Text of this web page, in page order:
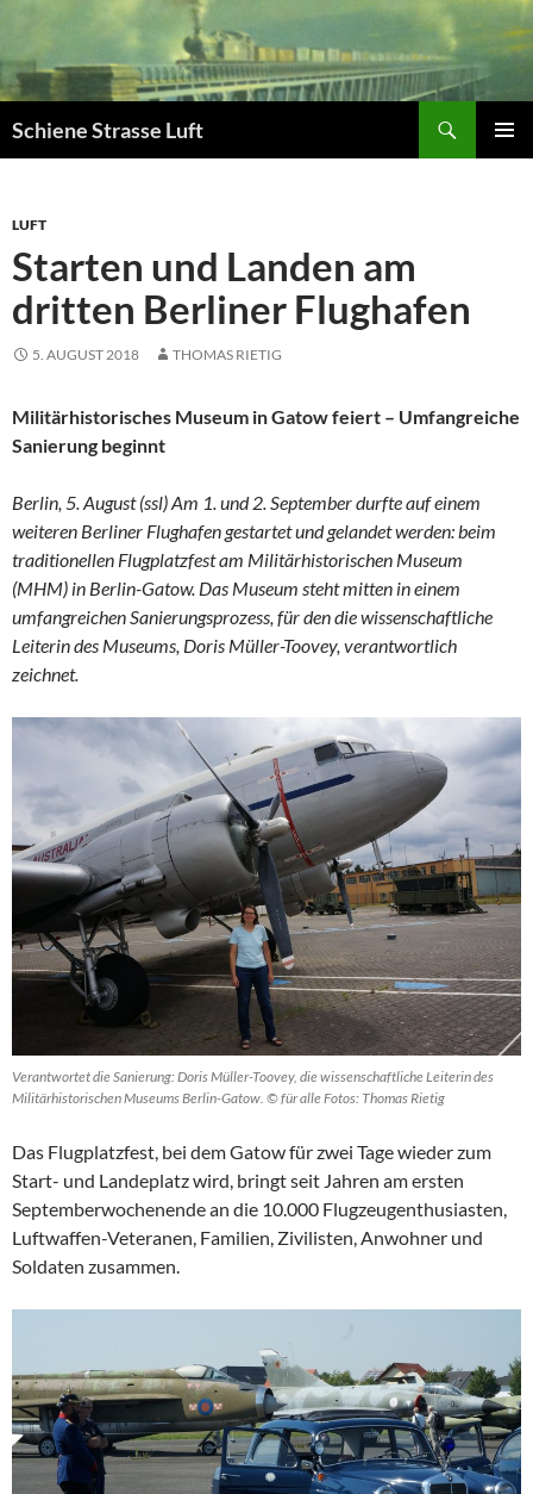
springen
Schiene Strasse Luft
LUFT
Starten und Landen am
dritten Berliner Flughafen
5. AUGUST 2018 THOMAS RIETIG
Militärhistorisches Museum in Gatow feiert – Umfangreiche
Sanierung beginnt
Berlin, 5. August (ssl) Am 1. und 2. September durfte auf einem
weiteren Berliner Flughafen gestartet und gelandet werden: beim
traditionellen Flugplatzfest am Militärhistorischen Museum
(MHM) in Berlin-Gatow. Das Museum steht mitten in einem
umfangreichen Sanierungsprozess, für den diewissenschaftliche
Leiterin des Museums, Doris Müller-Toovey, verantwortlich
zeichnet.
Verantwortet die Sanierung: Doris Müller-Toovey, die wissenschaftliche Leiterin des
Militärhistorischen Museums Berlin-Gatow. © für alle Fotos: Thomas Rietig
Das Flugplatzfest, bei dem Gatow für zwei Tage wieder zum
Start- und Landeplatz wird, bringt seit Jahren am ersten
Septemberwochenende an die 10.000 Flugzeugenthusiasten,
Luftwaffen-Veteranen, Familien, Zivilisten, Anwohner und
Soldaten zusammen.